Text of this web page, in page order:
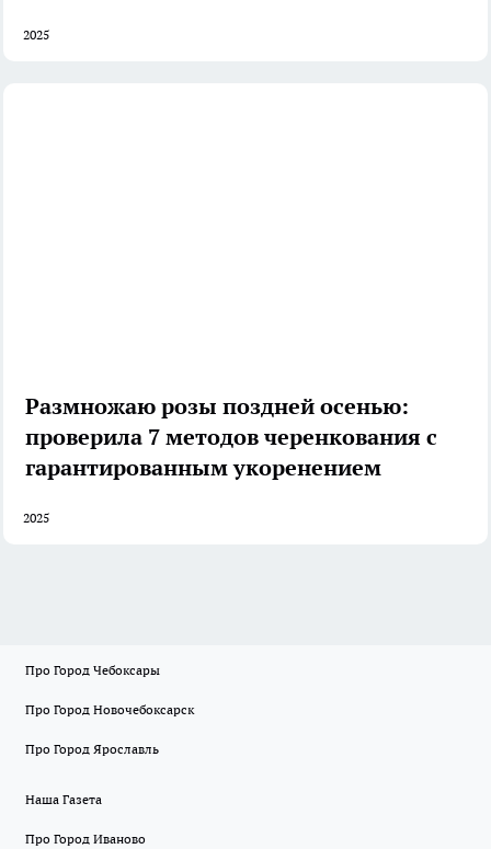
2025
Размножаю розы поздней осенью:
проверила 7 методов черенкования с
гарантированным укоренением
2025
Про Город Чебоксары
Про Город Новочебоксарск
Про Город Ярославль
Наша Газета
Про Город Иваново